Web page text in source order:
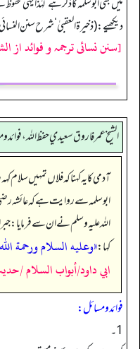
دیکھیے: (ذخیرة العقبیٰ‘ شرح سنن النسائي: 28/
[سنن نسائی ترجمہ و فوائد
الشيخ عمر فاروق سعيدي حفظ الله، فوائد
آدمی کا یہ کہنا کہ فلاں تمہیں سلام
ابوسلمہ سے روایت ہے کہ عائشہ
اللہ علیہ وسلم نے ان سے فرمایا:
کہا:«وعليه السلام ورحمة
ابي داود/أبواب السلام /حدیث:
فوائد ومسائل:
1۔